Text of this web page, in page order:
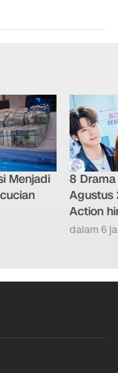
Menjadi
8 Drama
Agustus
Action
dalam 6